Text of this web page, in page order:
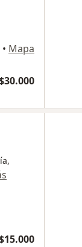
• Mapa